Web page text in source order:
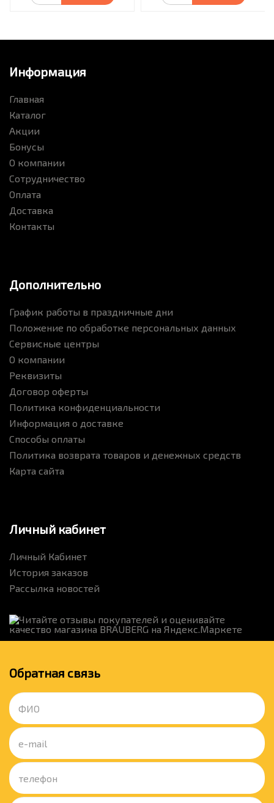
Информация
Главная
Каталог
Акции
Бонусы
О компании
Сотрудничество
Оплата
Доставка
Контакты
Дополнительно
График работы в праздничные дни
Положение по обработке персональных данных
Сервисные центры
О компании
Реквизиты
Договор оферты
Политика конфиденциальности
Информация о доставке
Способы оплаты
Политика возврата товаров и денежных средств
Карта сайта
Личный кабинет
Личный Кабинет
История заказов
Рассылка новостей
Обратная связь